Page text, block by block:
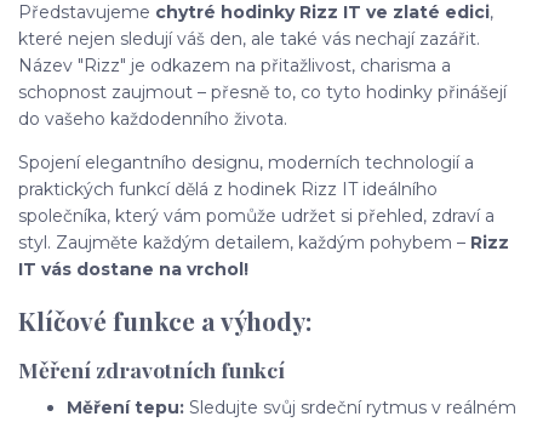
Představujeme chytré hodinky Rizz IT ve zlaté edici,
které nejen sledují váš den, ale také vás nechají zazářit.
Název "Rizz" je odkazem na přitažlivost, charisma a
schopnost zaujmout – přesně to, co tyto hodinky přinášejí
do vašeho každodenního života.
Spojení elegantního designu, moderních technologií a
praktických funkcí dělá z hodinek Rizz IT ideálního
společníka, který vám pomůže udržet si přehled, zdraví a
styl. Zaujměte každým detailem, každým pohybem – Rizz
IT vás dostane na vrchol!
Klíčové funkce a výhody:
Měření zdravotních funkcí
Měření tepu: Sledujte svůj srdeční rytmus v reálném